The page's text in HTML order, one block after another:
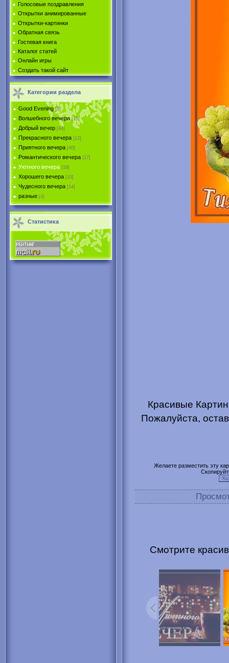
Голосовые поздравления
Открытки анимированные
Открытки-картинки
Обратная связь
Гостевая книга
Каталог статей
Онлайн игры
Создать такой сайт
Категории раздела
Good Evening [8]
Волшебного вечера [15]
Добрый вечер [44]
Прекрасного вечера [12]
Приятного вечера [40]
Романтического вечера [17]
Уютного вечера [16]
Хорошего вечера [10]
Чудесного вечера [14]
разные [4]
Статистика
Красивые
Пожалуйста,
Желаете разместить эту
Смотрите